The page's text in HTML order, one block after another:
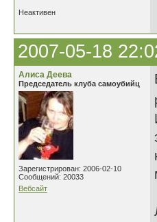
Неактивен
2007-05-18
Алиса Деева
Председатель клуба самоубийц
Зарегистрирован: 2006-02-10
Сообщений: 20033
Вебсайт